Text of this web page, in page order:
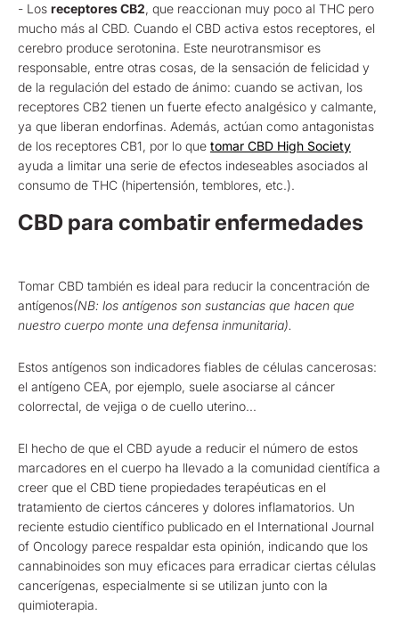
- Los receptores CB2, que reaccionan muy poco al THC pero
mucho más al CBD. Cuando el CBD activa estos receptores, el
cerebro produce serotonina. Este neurotransmisor es
responsable, entre otras cosas, de la sensación de felicidad y
de la regulación del estado de ánimo: cuando se activan, los
receptores CB2 tienen un fuerte efecto analgésico y calmante,
ya que liberan endorfinas. Además, actúan como antagonistas
de los receptores CB1, por lo que tomar CBD High Society
ayuda a limitar una serie de efectos indeseables asociados al
consumo de THC (hipertensión, temblores, etc.).
CBD para combatir enfermedades
Tomar CBD también es ideal para reducir la concentración de
antígenos(NB: los antígenos son sustancias que hacen que
nuestro cuerpo monte una defensa inmunitaria).
Estos antígenos son indicadores fiables de células cancerosas:
el antígeno CEA, por ejemplo, suele asociarse al cáncer
colorrectal, de vejiga o de cuello uterino...
El hecho de que el CBD ayude a reducir el número de estos
marcadores en el cuerpo ha llevado a la comunidad científica a
creer que el CBD tiene propiedades terapéuticas en el
tratamiento de ciertos cánceres y dolores inflamatorios. Un
reciente estudio científico publicado en el International Journal
of Oncology parece respaldar esta opinión, indicando que los
cannabinoides son muy eficaces para erradicar ciertas células
cancerígenas, especialmente si se utilizan junto con la
quimioterapia.